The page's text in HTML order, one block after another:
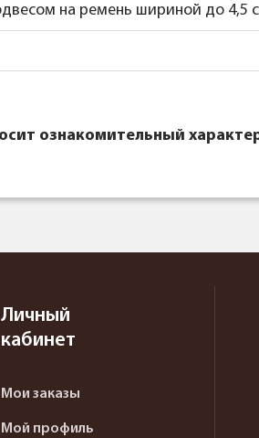
на ремень шириной до 4,5
ознакомительный
Личный
кабинет
Мои заказы
Мой профиль